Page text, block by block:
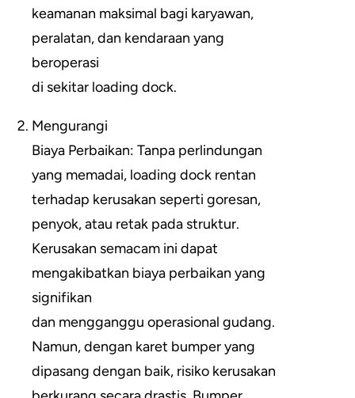
keamanan maksimal bagi karyawan,
peralatan, dan kendaraan yang
beroperasi
di sekitar loading dock.
Mengurangi
Biaya Perbaikan: Tanpa perlindungan
yang memadai, loading dock rentan
terhadap kerusakan seperti goresan,
penyok, atau retak pada struktur.
Kerusakan semacam ini dapat
mengakibatkan biaya perbaikan yang
signifikan
dan mengganggu operasional gudang.
Namun, dengan karet bumper yang
dipasang dengan baik, risiko kerusakan